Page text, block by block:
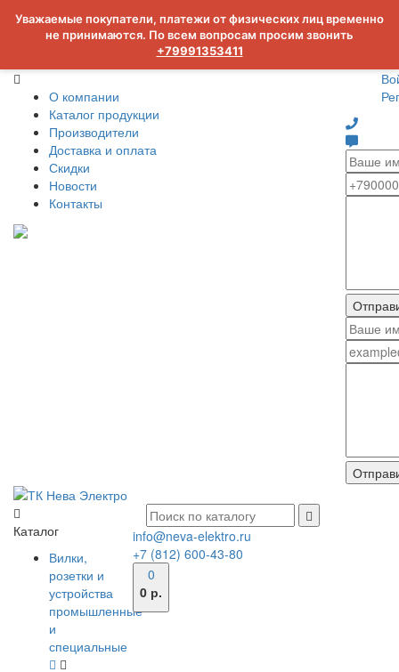
Уважаемые покупатели, платежи от физических лиц временно
не принимаются. По всем вопросам просим звонить
+79991353411
О компании
Каталог продукции
Производители
Доставка и оплата
Скидки
Новости
Контакты
Каталог
Вилки,
розетки и
устройства
промышленные
и
специальные
info@neva-elektro.ru
+7 (812) 600-43-80
0
0 р.